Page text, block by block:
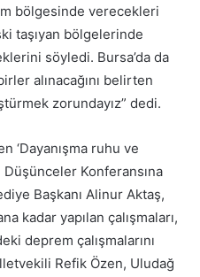
bölgesinde verecekleri
taşıyan bölgelerinde
söyledi. Bursa’da da
alınacağını belirten
zorundayız” dedi.
‘Dayanışma ruhu ve
Konferansına
Başkanı Alinur Aktaş,
kadar yapılan çalışmaları,
deprem çalışmalarını
Refik Özen, Uludağ